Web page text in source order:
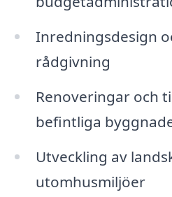
Inredningsdesign
rådgivning
Renoveringar och
befintliga
Utveckling av
utomhusmiljöer